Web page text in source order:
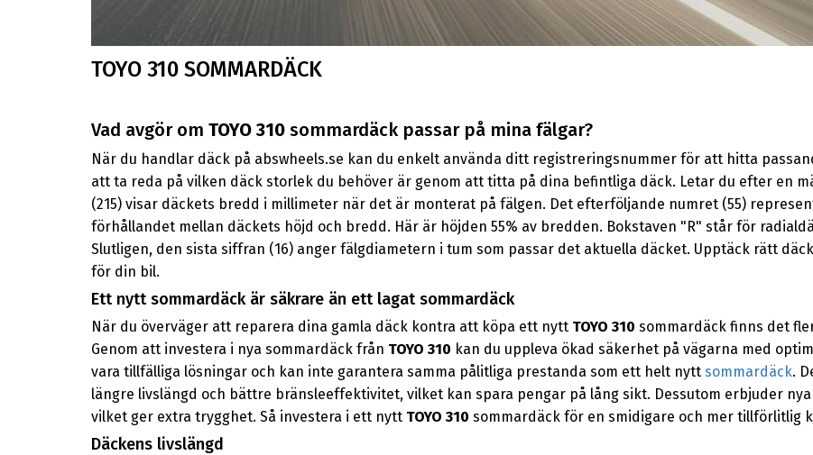
TOYO 310 SOMMARDÄCK
Vad avgör om TOYO 310sommardäck passar på mina fälgar?
När du handlar däck på abswheels.se kan du enkelt använda ditt registreringsnummer för att hitta
att ta reda på vilken däck storlek du behöver är genom att titta på dina befintliga däck. Letar du efter en
(215) visar däckets bredd i millimeter när det är monterat på fälgen. Det efterföljande numret (55)
förhållandet mellan däckets höjd och bredd. Här är höjden 55% av bredden. Bokstaven "R" står för
Slutligen, den sista siffran (16) anger fälgdiametern i tum som passar det aktuella däcket. Upptäck rätt
för din bil.
Ett nytt sommardäck är säkrare än ett lagat sommardäck
När du överväger att reparera dina gamla däck kontra att köpa ett nytt TOYO 310 sommardäck finns det
Genom att investera i nya sommardäck från TOYO 310 kan du uppleva ökad säkerhet på vägarna med
vara tillfälliga lösningar och kan inte garantera samma pålitliga prestanda som ett helt nytt sommardäck.
längre livslängd och bättre bränsleeffektivitet, vilket kan spara pengar på lång sikt. Dessutom erbjuder
vilket ger extra trygghet. Så investera i ett nytt TOYO 310 sommardäck för en smidigare och mer tillförlitlig
Däckens livslängd